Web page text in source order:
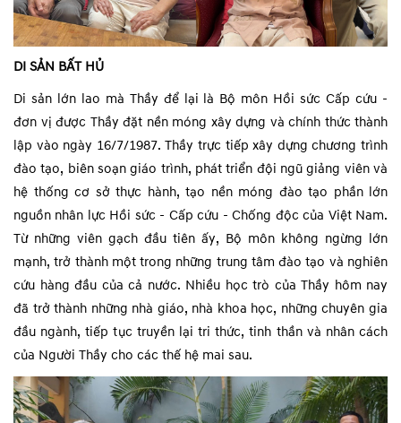
DI SẢN BẤT HỦ
Di sản lớn lao mà Thầy để lại là Bộ môn Hồi sức Cấp cứu -
đơn vị được Thầy đặt nền móng xây dựng và chính thức thành
lập vào ngày 16/7/1987. Thầy trực tiếp xây dựng chương trình
đào tạo, biên soạn giáo trình, phát triển đội ngũ giảng viên và
hệ thống cơ sở thực hành, tạo nền móng đào tạo phần lớn
nguồn nhân lực Hồi sức - Cấp cứu - Chống độc của Việt Nam.
Từ những viên gạch đầu tiên ấy, Bộ môn không ngừng lớn
mạnh, trở thành một trong những trung tâm đào tạo và nghiên
cứu hàng đầu của cả nước. Nhiều học trò của Thầy hôm nay
đã trở thành những nhà giáo, nhà khoa học, những chuyên gia
đầu ngành, tiếp tục truyền lại tri thức, tinh thần và nhân cách
của Người Thầy cho các thế hệ mai sau.